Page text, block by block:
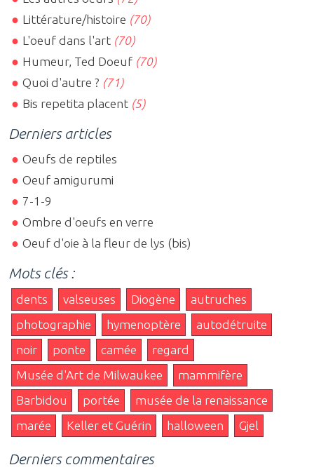
Littérature/histoire (70)
L'oeuf dans l'art (70)
Humeur, Ted Doeuf (70)
Quoi d'autre ? (71)
Bis repetita placent (5)
Derniers articles
Oeufs de reptiles
Oeuf amigurumi
7-1-9
Ombre d'oeufs en verre
Oeuf d'oie à la fleur de lys (bis)
Mots clés :
dents valseuses Diogène
autruches
photographie
hymenoptère
autodétruite
noir
ponte camée
regard
Musée d'Art de Milwaukee
mammifère
Barbidou
portée
musée de la renaissance
marée
Keller et Guérin halloween Gjel
Derniers commentaires